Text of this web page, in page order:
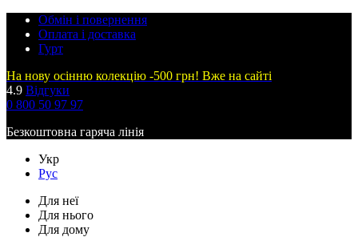
Обмін і повернення
Оплата і доставка
Гурт
На нову осінню колекцію -500 грн! Вже на сайті
4.9 Відгуки
0 800 50 97 97
Безкоштовна гаряча лінія
Укр
Рус
Для неї
Для нього
Для дому